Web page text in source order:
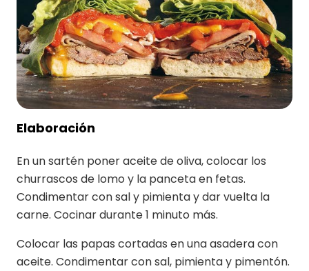
Elaboración
En un sartén poner aceite de oliva, colocar los
churrascos de lomo y la panceta en fetas.
Condimentar con sal y pimienta y dar vuelta la
carne. Cocinar durante 1 minuto más.
Colocar las papas cortadas en una asadera con
aceite. Condimentar con sal, pimienta y pimentón.